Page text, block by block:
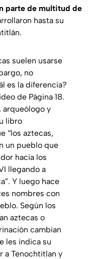
parte de multitud de
hasta su
suelen usarse
no
es la diferencia?
de Página 18.
arqueólogo y
libro
“los aztecas,
un pueblo que
hacia los
llegando a
Y luego hace
nombres con
Según los
aztecas o
cambian
les indica su
a Tenochtitlan y